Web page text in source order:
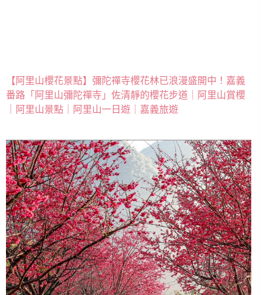
【阿里山櫻花景點】彌陀禪寺櫻花林已浪漫盛開中！嘉義
番路「阿里山彌陀禪寺」佐清靜的櫻花步道｜阿里山賞櫻
｜阿里山景點｜阿里山一日遊｜嘉義旅遊